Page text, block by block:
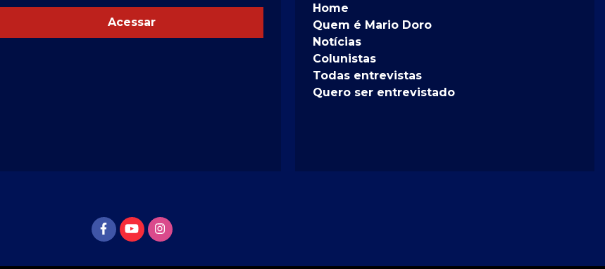
Acessar
Home
Quem é Mario Doro
Notícias
Colunistas
Todas entrevistas
Quero ser entrevistado